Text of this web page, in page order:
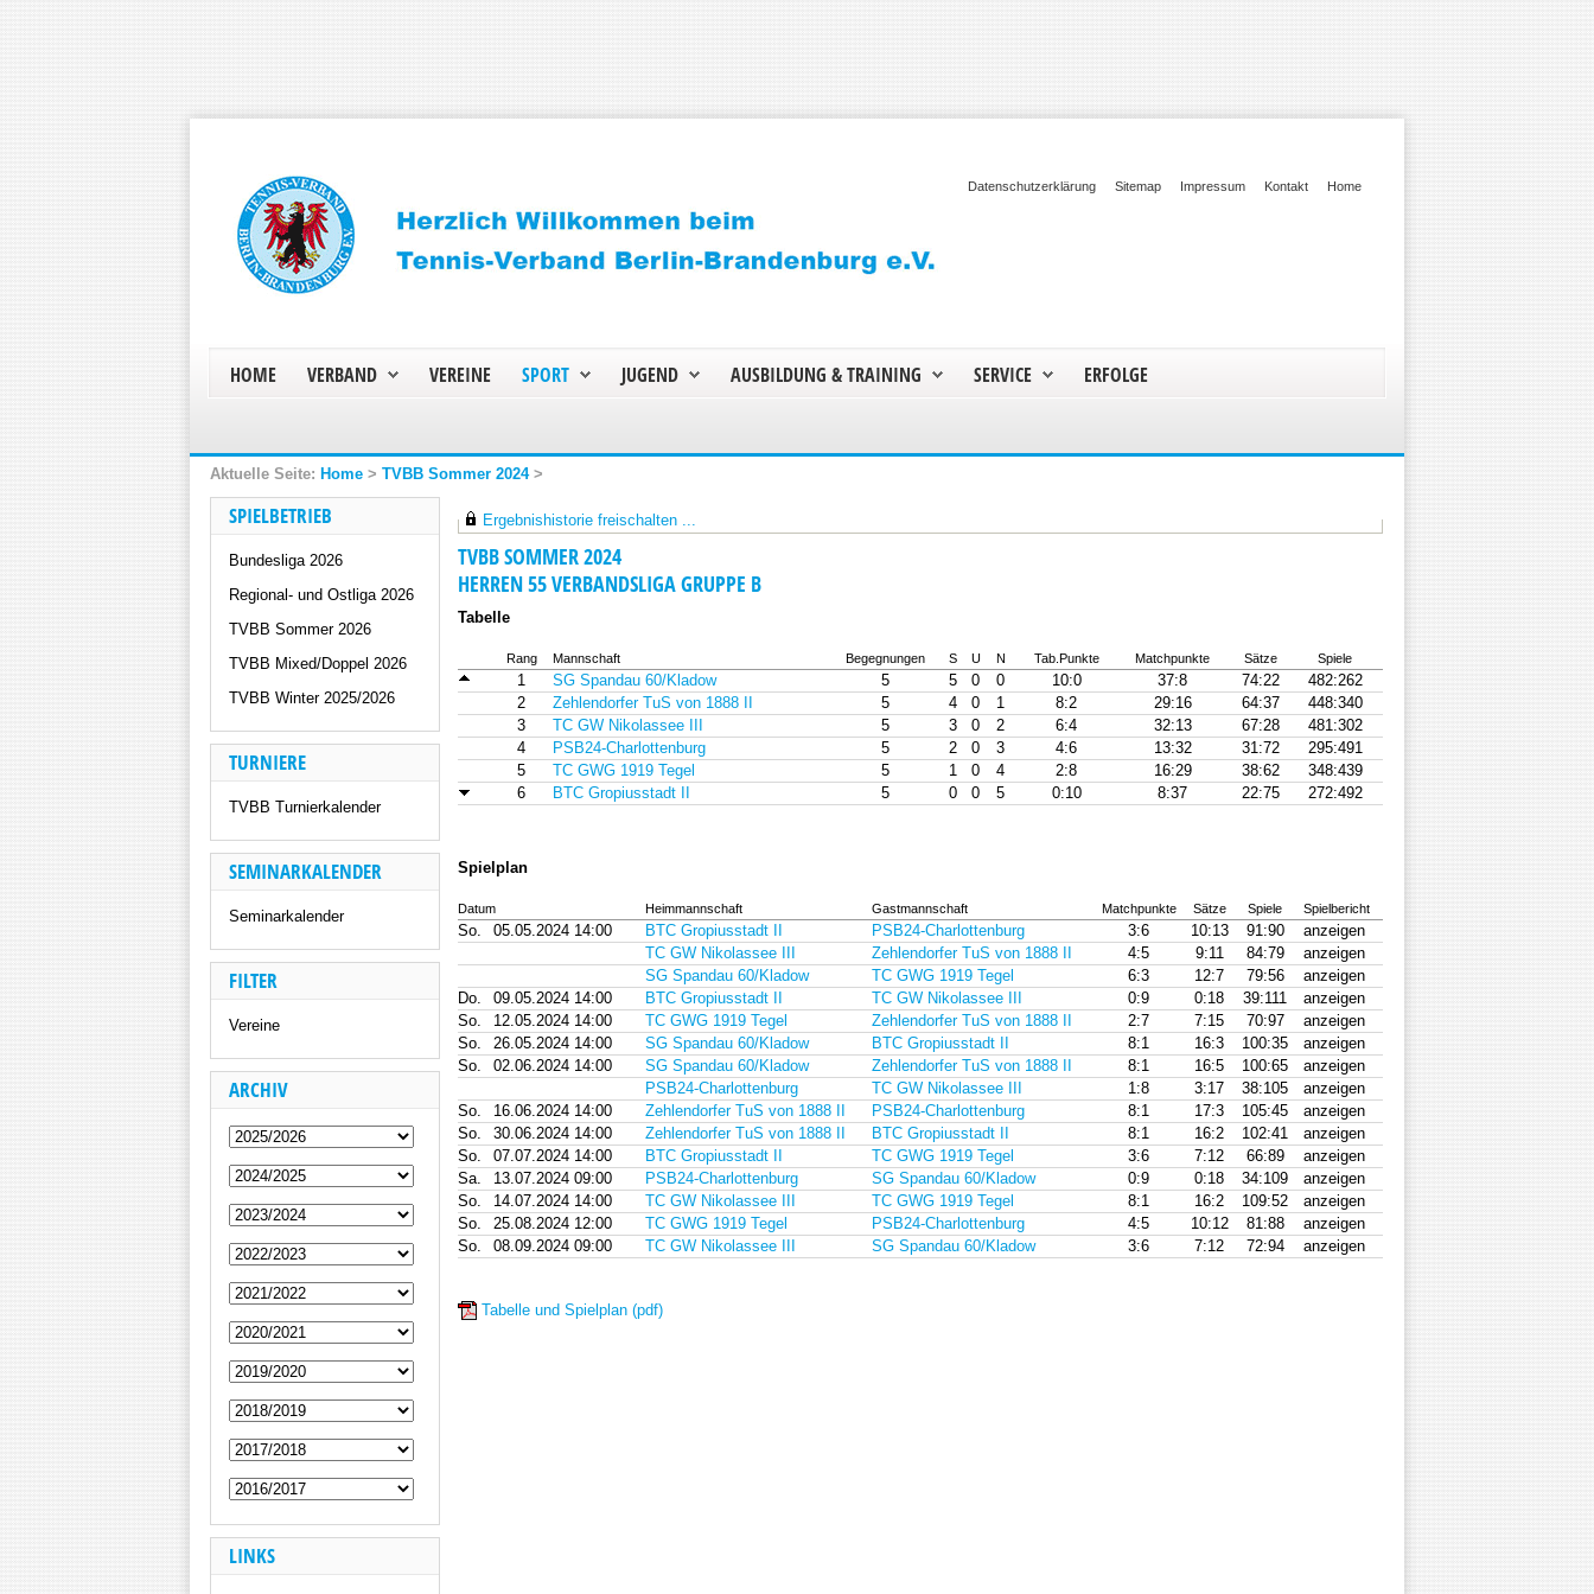
Home
Kontakt
Impressum
Sitemap
Datenschutzerklärung
HOME VERBAND VEREINE SPORT JUGEND AUSBILDUNG & TRAINING SERVICE ERFOLGE
Home > TVBB Sommer 2024>
SPIELBETRIEB
Bundesliga 2026
Regional- und Ostliga 2026
TVBB Sommer 2026
TVBB Mixed/Doppel 2026
TVBB Winter 2025/2026
TURNIERE
TVBB Turnierkalender
SEMINARKALENDER
Seminarkalender
FILTER
Vereine
ARCHIV
LINKS
Ergebnishistorie freischalten ...
TVBB SOMMER 2024
HERREN 55 VERBANDSLIGA GRUPPE B
Tabelle
Rang Mannschaft Begegnungen S U N Tab.Punkte Matchpunkte Sätze Spiele
1 SG Spandau 60/Kladow 5 5 0 0 10:0 37:8 74:22
482:262
2
Zehlendorfer TuS von 1888 II 5 4 0 1 8:2 29:16 64:37
448:340
3
TC GW Nikolassee III 5 3 0 2 6:4 32:13 67:28
481:302
4
PSB24-Charlottenburg 5 2 0 3 4:6 13:32 31:72
295:491
5
TC GWG 1919 Tegel 5 1 0 4 2:8 16:29 38:62
348:439
6
BTC Gropiusstadt II 5 0 0 5 0:10 8:37 22:75 272:492
Spielplan
Datum Heimmannschaft Gastmannschaft Matchpunkte Sätze Spiele Spielbericht
So. 05.05.2024 14:00 BTC Gropiusstadt II PSB24-Charlottenburg 3:6 10:13 91:90
anzeigen
TC GW Nikolassee III
Zehlendorfer TuS von 1888 II 4:5 9:11 84:79
anzeigen
SG Spandau 60/Kladow
TC GWG 1919 Tegel 6:3 12:7 79:56
anzeigen
Do.
09.05.2024 14:00 BTC Gropiusstadt II TC GW Nikolassee III 0:9 0:18 39:111
anzeigen
So.
12.05.2024 14:00 TC GWG 1919 Tegel Zehlendorfer TuS von 1888 II 2:7 7:15 70:97
anzeigen
So.
26.05.2024 14:00 SG Spandau 60/Kladow BTC Gropiusstadt II 8:1 16:3 100:35
anzeigen
So.
02.06.2024 14:00 SG Spandau 60/Kladow Zehlendorfer TuS von 1888 II 8:1 16:5 100:65
anzeigen
PSB24-Charlottenburg
TC GW Nikolassee III 1:8 3:17 38:105
anzeigen
So.
16.06.2024 14:00 Zehlendorfer TuS von 1888 II PSB24-Charlottenburg 8:1 17:3 105:45
anzeigen
So.
30.06.2024 14:00 Zehlendorfer TuS von 1888 II BTC Gropiusstadt II 8:1 16:2 102:41
anzeigen
So.
07.07.2024 14:00 BTC Gropiusstadt II TC GWG 1919 Tegel 3:6 7:12 66:89
anzeigen
Sa.
13.07.2024 09:00 PSB24-Charlottenburg SG Spandau 60/Kladow 0:9 0:18 34:109
anzeigen
So.
14.07.2024 14:00 TC GW Nikolassee III TC GWG 1919 Tegel 8:1 16:2 109:52
anzeigen
So.
25.08.2024 12:00 TC GWG 1919 Tegel PSB24-Charlottenburg 4:5 10:12 81:88
anzeigen
So.
08.09.2024 09:00 TC GW Nikolassee III SG Spandau 60/Kladow 3:6 7:12 72:94 anzeigen
Tabelle und Spielplan (pdf)